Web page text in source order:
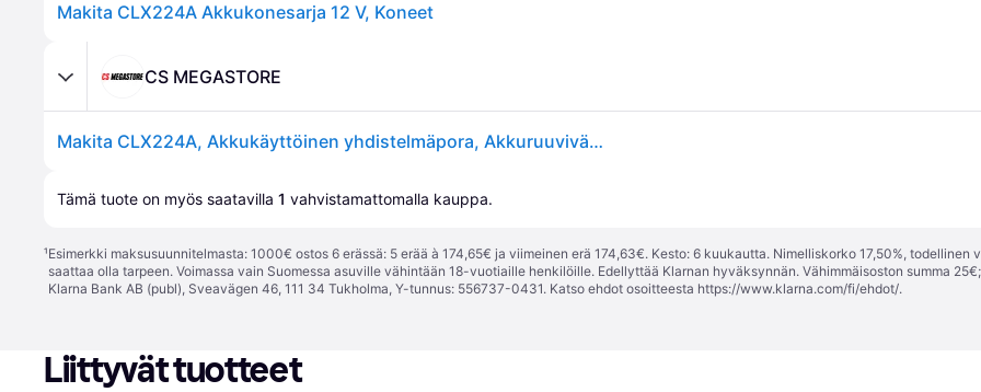
Makita CLX224A Akkukonesarja 12 V, Koneet
CS MEGASTORE
Makita CLX224A, Akkukäyttöinen yhdistelmäpora, Akkuruuviväännin, Musta, Vihreä, 30 Nm, 450 RPM, 1700 RPM, 70 dB
Tämä tuote on myös saatavilla 1 vahvistamattomalla kauppa.
¹Esimerkki maksusuunnitelmasta: 1000€ ostos 6 erässä: 5 erää à 174,65€ ja viimeinen erä 174,63€. Kesto: 6 kuukautta. Nimelliskorko 17,50%,
saattaa olla tarpeen. Voimassa vain Suomessa asuville vähintään 18-vuotiaille henkilöille. Edellyttää Klarnan hyväksynnän. Vähimmäisoston summa
Klarna Bank AB (publ), Sveavägen 46, 111 34 Tukholma, Y-tunnus: 556737-0431. Katso ehdot osoitteesta https://www.klarna.com/fi/ehdot/.
Liittyvät tuotteet